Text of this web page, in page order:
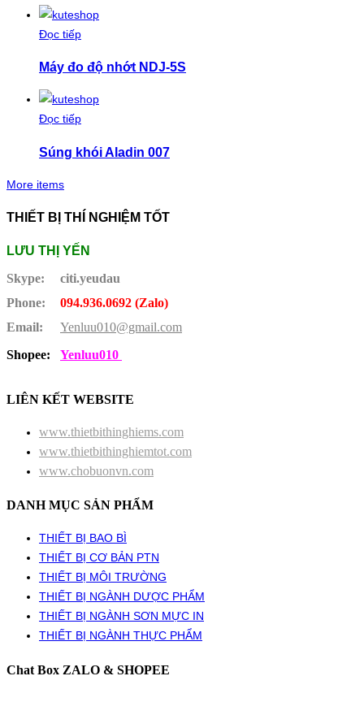
Đọc tiếp
Máy đo độ nhớt NDJ-5S
Đọc tiếp
Súng khói Aladin 007
More items
THIẾT BỊ THÍ NGHIỆM TỐT
LƯU THỊ YẾN
Skype:
citi.yeudau
Phone:
094.936.0692 (Zalo)
Email:
Yenluu010@gmail.com
Shopee:
Yenluu010
LIÊN KẾT WEBSITE
www.thietbithinghiems.com
www.thietbithinghiemtot.com
www.chobuonvn.com
DANH MỤC SẢN PHẨM
THIẾT BỊ BAO BÌ
THIẾT BỊ CƠ BẢN PTN
THIẾT BỊ MÔI TRƯỜNG
THIẾT BỊ NGÀNH DƯỢC PHẨM
THIẾT BỊ NGÀNH SƠN MỰC IN
THIẾT BỊ NGÀNH THỰC PHẨM
Chat Box ZALO & SHOPEE